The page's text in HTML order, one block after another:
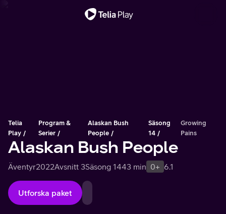
Telia
Play
Program &
Serier
Alaskan Bush
People
Säsong
14
Growing
Pains
Alaskan Bush People
Äventyr2022Avsnitt 3Säsong 1443 min 0+ 6.1
Utforska paket